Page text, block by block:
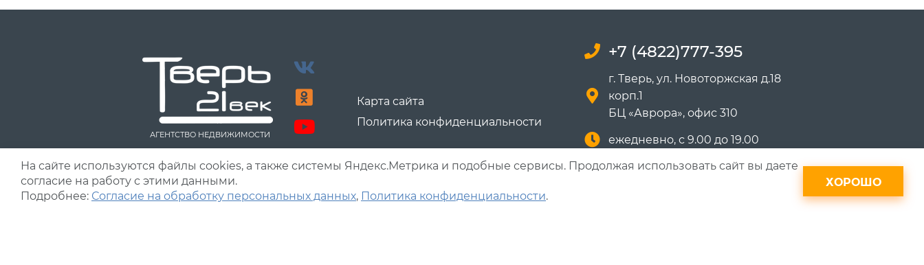
АГЕНТСТВО НЕДВИЖИМОСТИ
Разработка сайтаMastWeb.ru
Карта сайта
Политика конфиденциальности
+7 (4822)777-395
г. Тверь, ул. Новоторжская д.18
корп.1
БЦ «Аврора», офис 310
ежедневно, с 9.00 до 19.00
ООО "ТВЕРЬ XXI ВЕК"
На сайте используются файлы cookies, а также системы Яндекс.Метрика и подобные сервисы. Продолжая использовать сайт вы даете
согласие на работу с этими данными.
Подробнее: Согласие на обработку персональных данных, Политика конфиденциальности.
ХОРОШО